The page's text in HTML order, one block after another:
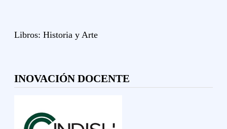
Libros: Historia y Arte
INOVACIÓN DOCENTE